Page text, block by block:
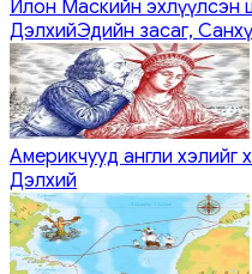
Илон Маскийн эхлүүлсэн
ДэлхийЭдийн засаг,
Америкчууд англи хэлийг
Дэлхий